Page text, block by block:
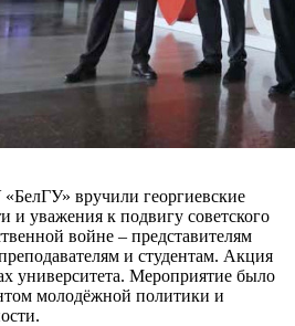
вручили георгиевские
и уважения к подвигу советского
войне – представителям
и студентам. Акция
университета. Мероприятие было
молодёжной политики и